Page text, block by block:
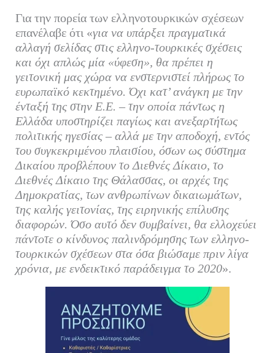
Για την πορεία των ελληνοτουρκικών σχέσεων
επανέλαβε ότι «για να υπάρξει πραγματικά
αλλαγή σελίδας στις ελληνο-τουρκικές σχέσεις
και όχι απλώς μία «ύφεση», θα πρέπει η
γειτονική μας χώρα να ενστερνιστεί πλήρως το
ευρωπαϊκό κεκτημένο. Όχι κατ’ ανάγκη με την
ένταξή της στην Ε.Ε. – την οποία πάντως η
Ελλάδα υποστηρίζει παγίως και ανεξαρτήτως
πολιτικής ηγεσίας – αλλά με την αποδοχή, εντός
του συγκεκριμένου πλαισίου, όσων ως σύστημα
Δικαίου προβλέπουν το Διεθνές Δίκαιο, το
Διεθνές Δίκαιο της Θάλασσας, οι αρχές της
Δημοκρατίας, των ανθρωπίνων δικαιωμάτων,
της καλής γειτονίας, της ειρηνικής επίλυσης
διαφορών. Όσο αυτό δεν συμβαίνει, θα ελλοχεύει
πάντοτε ο κίνδυνος παλινδρόμησης των ελληνο-
τουρκικών σχέσεων στα όσα βιώσαμε πριν λίγα
χρόνια, με ενδεικτικό παράδειγμα το 2020».